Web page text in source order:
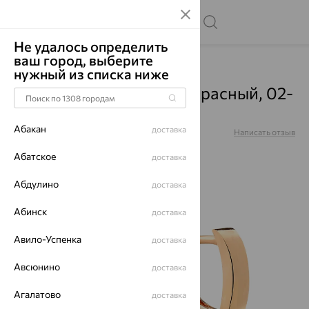
Главная Каталог Серьги Кварц
Серьги, золото, кварц, красный, 02-
3-602-0701-011
Артикул: Написать отзыв
Не удалось определить
ваш город, выберите
нужный из списка ниже
Абакан доставка
Абатское доставка
Абдулино доставка
Абинск доставка
Авило-Успенка доставка
Авсюнино доставка
Агалатово доставка